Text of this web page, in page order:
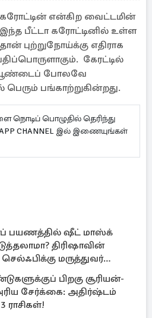
கரோட்டின் என்கிற வைட்டமின்
இந்த பீட்டா கரோட்டினில் உள்ள
புற்றுநோய்க்கு எதிராக
கேரட்டில்
பூண்டைப் போலவே
பெரும் பங்காற்றுகின்றது.
நொடிப் பொழுதில் தெரிந்து
CHANNEL இல் இணையுங்கள்
பயணத்தில் ஷீட் மாஸ்க்
திரிஷாவின்
மருத்துவர்
பிறகு சூரியன்-
சேர்க்கை: அதிர்ஷ்டம்
ராசிகள்!